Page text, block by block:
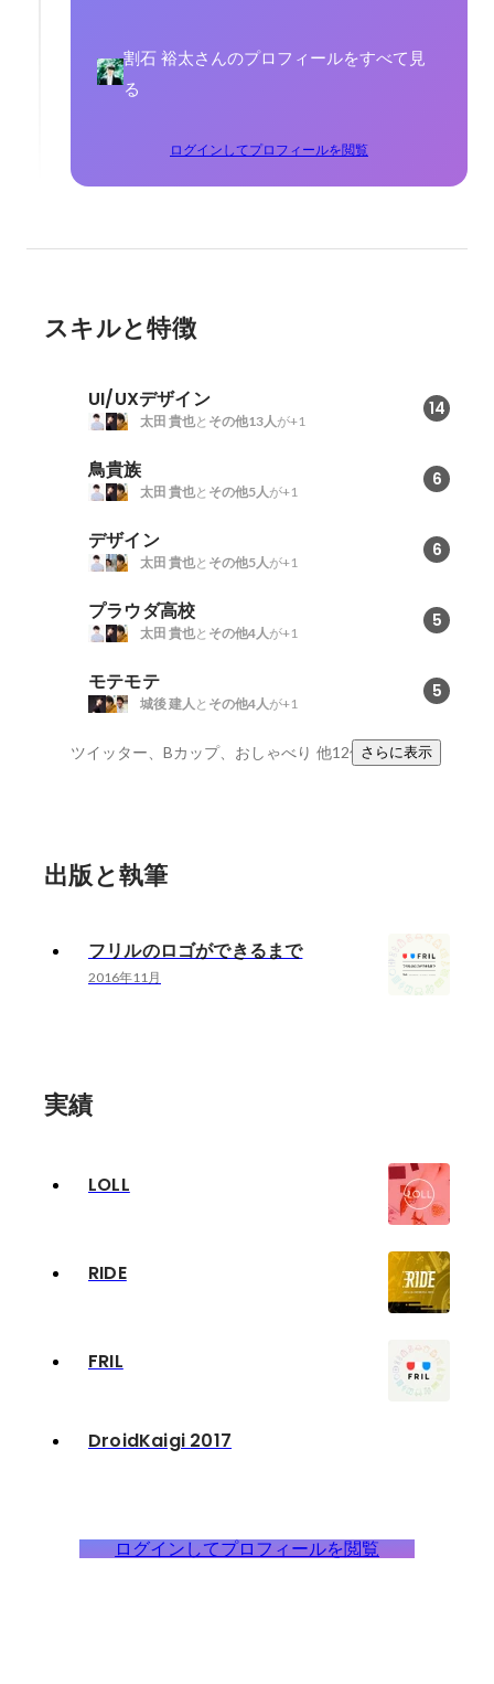
割石 裕太さんのプロフィールをすべて見
る
ログインしてプロフィールを閲覧
スキルと特徴
UI/UXデザイン 14
太田 貴也と その他13人 が+1
鳥貴族 6
太田 貴也と その他5人 が+1
デザイン 6
太田 貴也と その他5人 が+1
プラウダ高校 5
太田 貴也と その他4人 が+1
モテモテ 5
城後 建人 と その他4人 が+1
ツイッター、Bカップ、おしゃべり 他12件さらに表示
出版と執筆
フリルのロゴができるまで
2016年11月
実績
LOLL
RIDE
FRIL
DroidKaigi 2017
ログインしてプロフィールを閲覧